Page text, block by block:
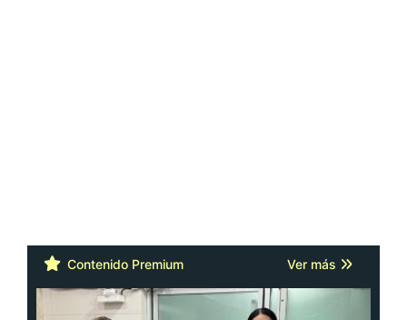
Contenido Premium Ver más